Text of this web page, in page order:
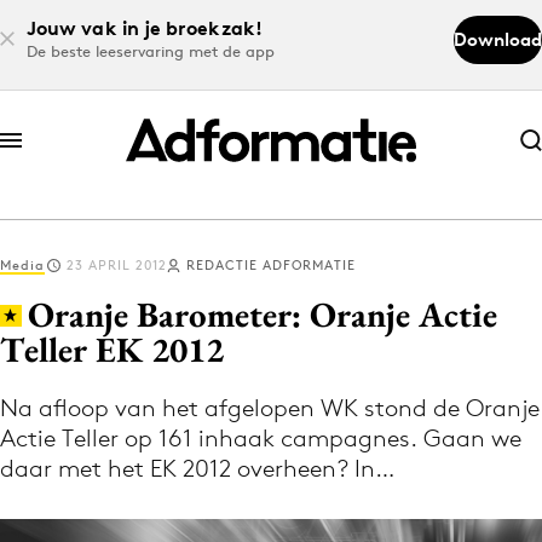
Jouw vak in je broekzak!
De beste leeservaring met de app
Download
Abonneer nu
Abonneer nu
Log in
Volg het laatste nieuws via de Adformatie
Nieuws app
Media 23 APRIL 2012 REDACTIE ADFORMATIE
Oranje Barometer: Oranje Actie
Teller EK 2012
Na afloop van het afgelopen WK stond de Oranje
Actie Teller op 161 inhaak campagnes. Gaan we
daar met het EK 2012 overheen? In…